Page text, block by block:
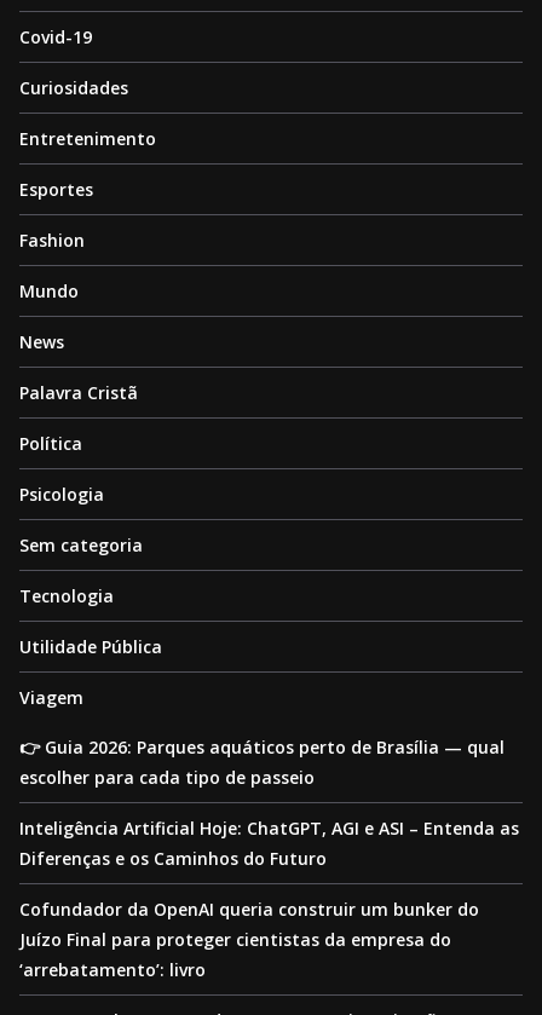
Covid-19
Curiosidades
Entretenimento
Esportes
Fashion
Mundo
News
Palavra Cristã
Política
Psicologia
Sem categoria
Tecnologia
Utilidade Pública
Viagem
👉 Guia 2026: Parques aquáticos perto de Brasília — qual
escolher para cada tipo de passeio
Inteligência Artificial Hoje: ChatGPT, AGI e ASI – Entenda as
Diferenças e os Caminhos do Futuro
Cofundador da OpenAI queria construir um bunker do
Juízo Final para proteger cientistas da empresa do
‘arrebatamento’: livro